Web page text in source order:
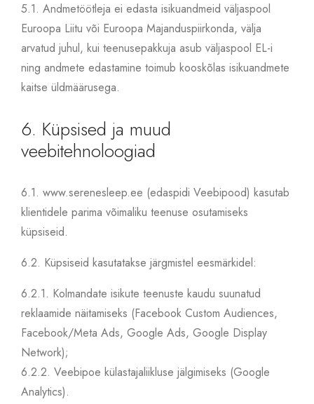
5.1. Andmetöötleja ei edasta isikuandmeid väljaspool
Euroopa Liitu või Euroopa Majanduspiirkonda, välja
arvatud juhul, kui teenusepakkuja asub väljaspool EL-i
ning andmete edastamine toimub kooskõlas isikuandmete
kaitse üldmäärusega.
6. Küpsised ja muud
veebitehnoloogiad
6.1. www.serenesleep.ee (edaspidi Veebipood) kasutab
klientidele parima võimaliku teenuse osutamiseks
küpsiseid.
6.2. Küpsiseid kasutatakse järgmistel eesmärkidel:
6.2.1. Kolmandate isikute teenuste kaudu suunatud
reklaamide näitamiseks (Facebook Custom Audiences,
Facebook/Meta Ads, Google Ads, Google Display
Network);
6.2.2. Veebipoe külastajaliikluse jälgimiseks (Google
Analytics).